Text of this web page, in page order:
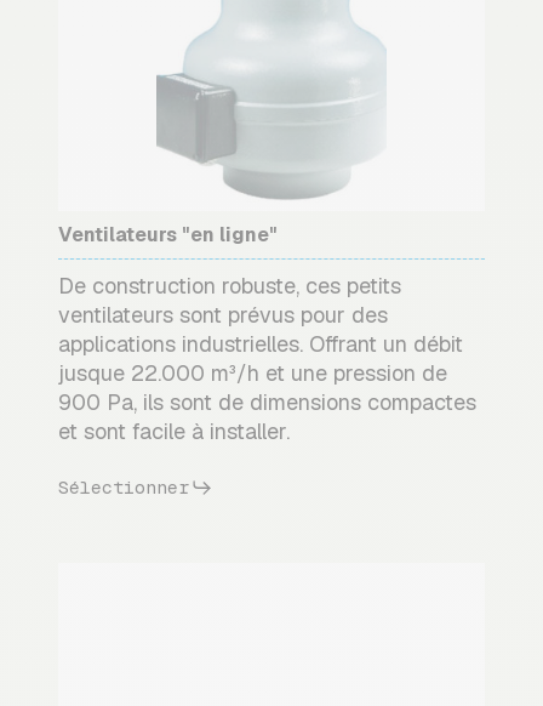
Ventilateurs "en ligne"
De construction robuste, ces petits
ventilateurs sont prévus pour des
applications industrielles. Offrant un débit
jusque 22.000 m³/h et une pression de
900 Pa, ils sont de dimensions compactes
et sont facile à installer.
Sélectionner